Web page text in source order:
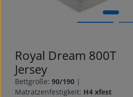
Royal Dream 800T
Jersey
Bettgröße: 90/190 |
Matratzenfestigkeit: H4 xfest